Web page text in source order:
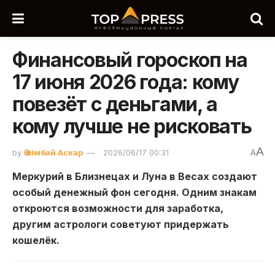
Финансовый гороскоп на
17 июня 2026 года: кому
повезёт с деньгами, а
кому лучше не рисковать
by Әшімбай Аскар 2026/06/17 00:31 AA
Меркурий в Близнецах и Луна в Весах создают
особый денежный фон сегодня. Одним знакам
откроются возможности для заработка,
другим астрологи советуют придержать
кошелёк.